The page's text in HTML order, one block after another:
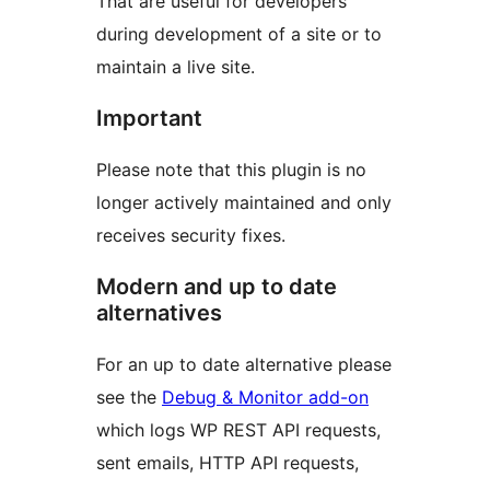
during development of a site or to
maintain a live site.
Important
Please note that this plugin is no
longer actively maintained and only
receives security fixes.
Modern and up to date
alternatives
For an up to date alternative please
see the Debug & Monitor add-on
which logs WP REST API requests,
sent emails, HTTP API requests,